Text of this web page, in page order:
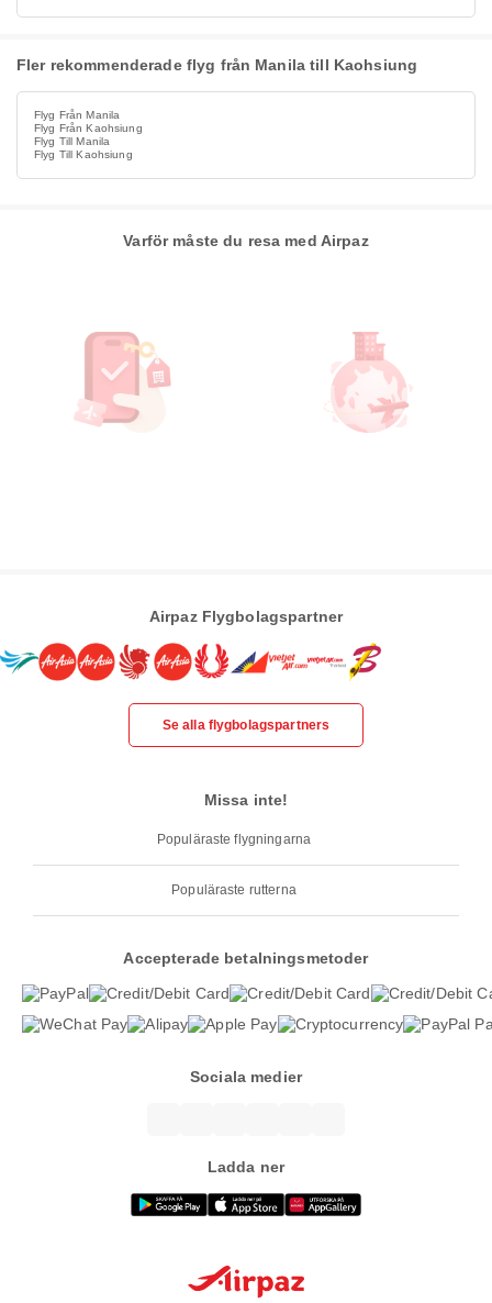
Fler rekommenderade flyg från Manila till Kaohsiung
Flyg Från Manila
Flyg Från Kaohsiung
Flyg Till Manila
Flyg Till Kaohsiung
Varför måste du resa med Airpaz
Airpaz Flygbolagspartner
Se alla flygbolagspartners
Missa inte!
Populäraste flygningarna
Populäraste rutterna
Accepterade betalningsmetoder
Sociala medier
Ladda ner